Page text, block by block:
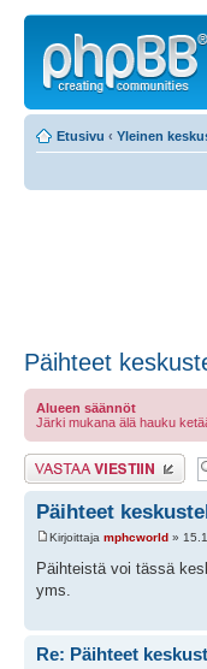
Etusivu ‹ Yleinen
Päihteet
Alueen säännöt
Järki mukana älä hauku
Lähetä vastaus
Päihteet
Kirjoittaja mphcworld »
Päihteistä voi tässä
yms.
Re: Päihteet